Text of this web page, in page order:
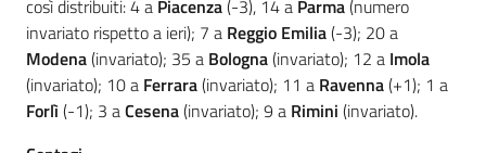
così distribuiti: 4 a Piacenza(-3), 14 a Parma(numero
invariato rispetto a ieri); 7 a Reggio Emilia(-3); 20 a
Modena(invariato); 35 a Bologna(invariato); 12 a Imola
(invariato); 10 a Ferrara(invariato); 11 a Ravenna(+1); 1 a
Forlì(-1); 3 aCesena(invariato); 9 a Rimini (invariato).